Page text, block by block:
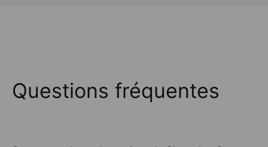
Questions fréquentes